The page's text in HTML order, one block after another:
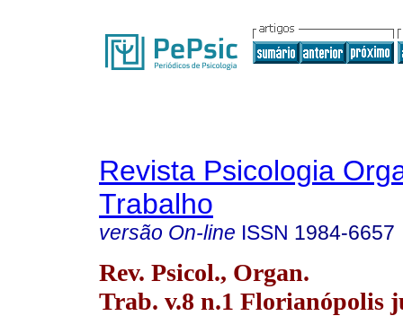
Revista Psicologia
Trabalho
versão On-line ISSN 1984-6657
Rev. Psicol., Organ.
Trab. v.8 n.1 Florianópolis